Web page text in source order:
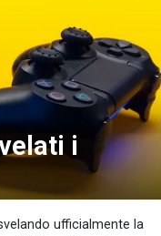
i
ufficialmente la